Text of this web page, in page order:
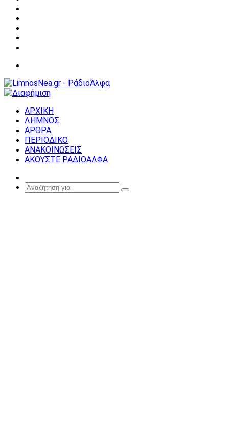
ΑΡΧΙΚΗ
ΛΗΜΝΟΣ
ΑΡΘΡΑ
ΠΕΡΙΟΔΙΚΟ
ΑΝΑΚΟΙΝΩΣΕΙΣ
ΑΚΟΥΣΤΕ ΡΑΔΙΟΑΛΦΑ
Article
Αναζήτηση